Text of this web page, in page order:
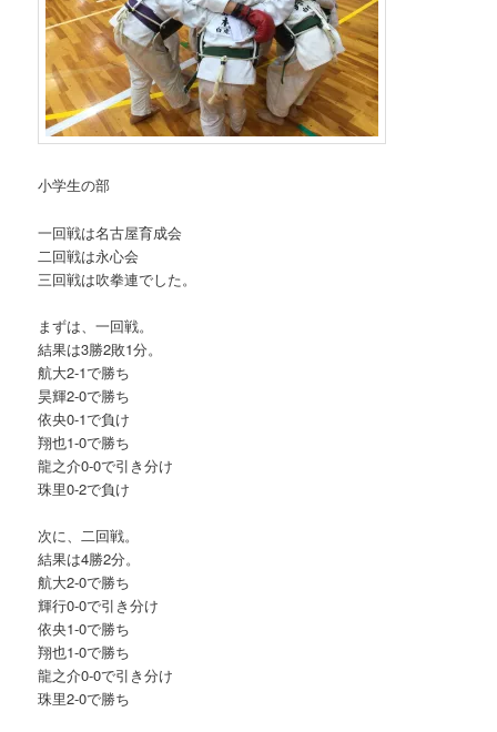
小学生の部
一回戦は名古屋育成会
二回戦は永心会
三回戦は吹拳連でした。
まずは、一回戦。
結果は3勝2敗1分。
航大2-1で勝ち
昊輝2-0で勝ち
依央0-1で負け
翔也1-0で勝ち
龍之介0-0で引き分け
珠里0-2で負け
次に、二回戦。
結果は4勝2分。
航大2-0で勝ち
輝行0-0で引き分け
依央1-0で勝ち
翔也1-0で勝ち
龍之介0-0で引き分け
珠里2-0で勝ち